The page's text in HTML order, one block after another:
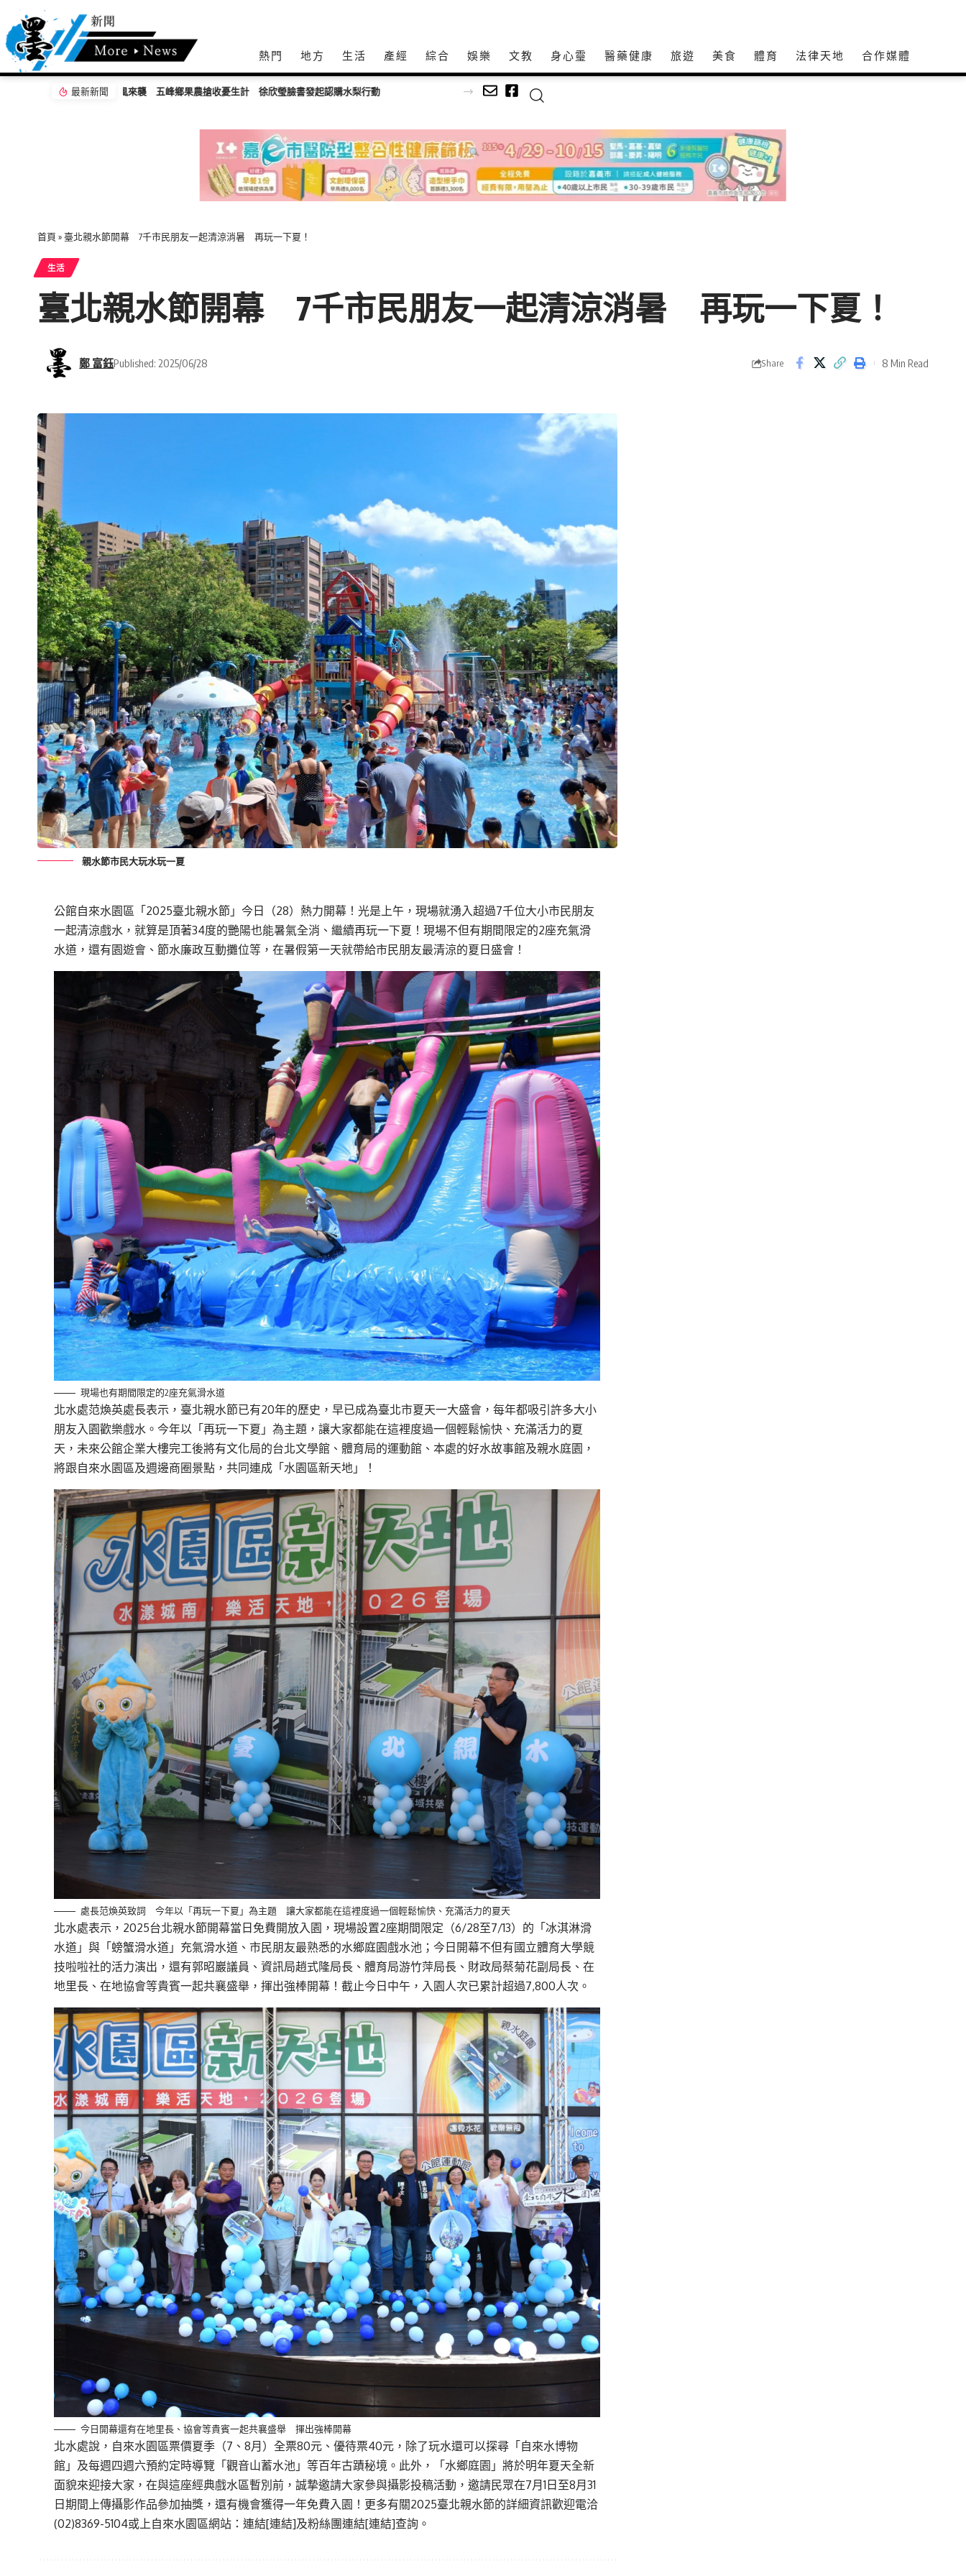
熱門 地方 生活 產經 綜合 娛樂 文教 身心𩆜 醫藥健康 旅遊 美食 體育 法律天地 合作媒體
最新新聞
首頁 »臺北親水節開幕 7千市民朋友一起清涼消暑 再玩一下夏！
生活
臺北親水節開幕 7千市民朋友一起清涼消暑 再玩一下夏！
鄭 富鈺Published: 2025/06/28 Share 8 Min Read
親水節市民大玩水玩一夏
公館自來水園區「2025臺北親水節」今日（28）熱力開幕！光是上午，現場就湧入超過7千位大小市民朋友
一起清涼戲水，就算是頂著34度的艷陽也能暑氣全消、繼續再玩一下夏！現場不但有期間限定的2座充氣滑
水道，還有園遊會、節水廉政互動攤位等，在暑假第一天就帶給市民朋友最清涼的夏日盛會！
現場也有期間限定的2座充氣滑水道
北水處范煥英處長表示，臺北親水節已有20年的歷史，早已成為臺北市夏天一大盛會，每年都吸引許多大小
朋友入園歡樂戲水。今年以「再玩一下夏」為主題，讓大家都能在這裡度過一個輕鬆愉快、充滿活力的夏
天，未來公館企業大樓完工後將有文化局的台北文學館、體育局的運動館、本處的好水故事館及親水庭園，
將跟自來水園區及週邊商圈景點，共同連成「水園區新天地」！
處長范煥英致詞 今年以「再玩一下夏」為主題 讓大家都能在這裡度過一個輕鬆愉快、充滿活力的夏天
北水處表示，2025台北親水節開幕當日免費開放入園，現場設置2座期間限定（6/28至7/13）的「冰淇淋滑
水道」與「螃蟹滑水道」充氣滑水道、市民朋友最熟悉的水鄉庭園戲水池；今日開幕不但有國立體育大學競
技啦啦社的活力演出，還有郭昭巖議員、資訊局趙式隆局長、體育局游竹萍局長、財政局蔡菊花副局長、在
地里長、在地協會等貴賓一起共襄盛舉，揮出強棒開幕！截止今日中午，入園人次已累計超過7,800人次。
今日開幕還有在地里長、協會等貴賓一起共襄盛舉 揮出強棒開幕
北水處說，自來水園區票價夏季（7、8月）全票80元、優待票40元，除了玩水還可以探尋「自來水博物
館」及每週四週六預約定時導覽「觀音山蓄水池」等百年古蹟秘境。此外，「水鄉庭園」將於明年夏天全新
面貌來迎接大家，在與這座經典戲水區暫別前，誠摯邀請大家參與攝影投稿活動，邀請民眾在7月1日至8月31
日期間上傳攝影作品參加抽獎，還有機會獲得一年免費入園！更多有關2025臺北親水節的詳細資訊歡迎電洽
(02)8369-5104或上自來水園區網站：連結[連結]及粉絲團連結[連結]查詢。